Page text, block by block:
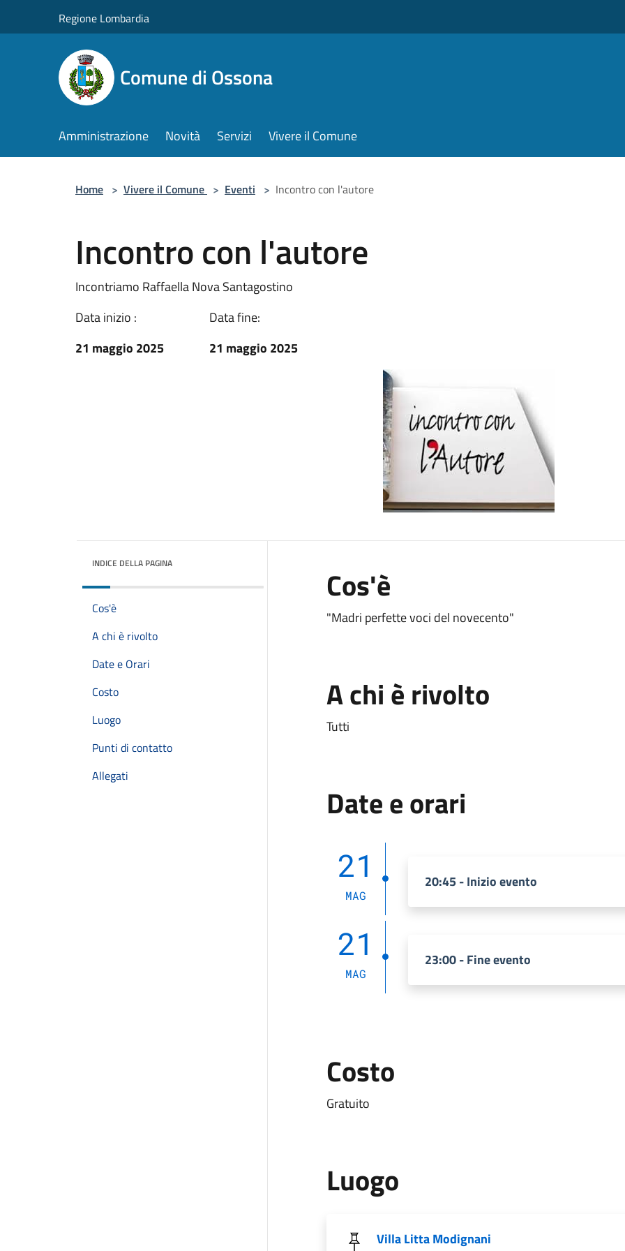
Regione Lombardia
Comune di Ossona
Amministrazione Novità Servizi Vivere il Comune
Home > Vivere il Comune > Eventi > Incontro con l'autore
Incontro con l'autore
Incontriamo Raffaella Nova Santagostino
Data inizio :
21 maggio 2025
Data fine:
21 maggio 2025
INDICE DELLA PAGINA
Cos'è
A chi è rivolto
Date e Orari
Costo
Luogo
Punti di contatto
Allegati
Cos'è
"Madri perfette voci del novecento"
A chi è rivolto
Tutti
Date e orari
21
MAG
20:45 - Inizio evento
21
MAG
23:00 - Fine evento
Costo
Gratuito
Luogo
Villa Litta Modignani